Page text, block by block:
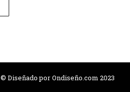
© Diseñado porOndiseño.com 2023